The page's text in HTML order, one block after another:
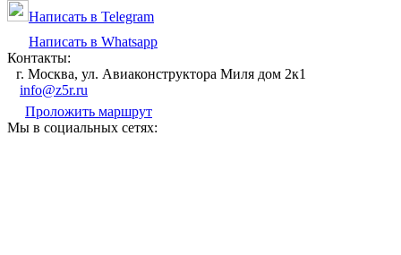
Написать в Telegram
Написать в Whatsapp
Контакты:
г. Москва, ул. Авиаконструктора Миля дом 2к1
info@z5r.ru
Проложить маршрут
Мы в социальных сетях: